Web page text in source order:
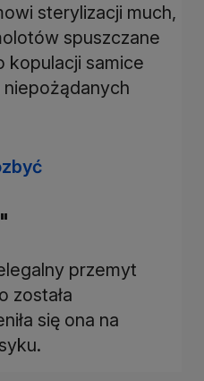
sterylizacji much,
spuszczane
kopulacji samice
niepożądanych
przemyt
została
się ona na